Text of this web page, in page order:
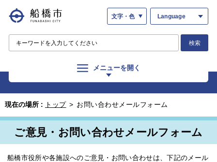
文字・色 Language
検索
メニューを開く
現在の場所 : トップ > お問い合わせメールフォーム
ご意見・お問い合わせメールフォーム
船橋市役所や各施設へのご意見・お問い合わせは、下記のメール